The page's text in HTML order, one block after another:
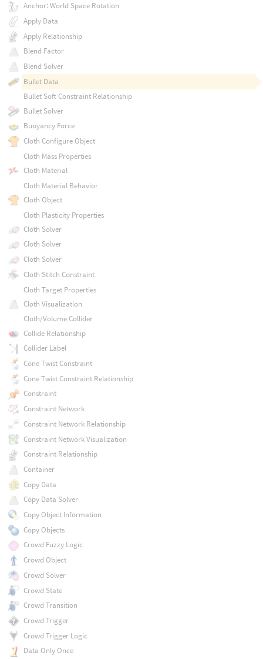
Anchor: World Space Rotation
Apply Data
Apply Relationship
Blend Factor
Blend Solver
Bullet Data
Bullet Soft Constraint Relationship
Bullet Solver
Buoyancy Force
Cloth Configure Object
Cloth Mass Properties
Cloth Material
Cloth Material Behavior
Cloth Object
Cloth Plasticity Properties
Cloth Solver
Cloth Solver
Cloth Solver
Cloth Stitch Constraint
Cloth Target Properties
Cloth Visualization
Cloth/Volume Collider
Collide Relationship
Collider Label
Cone Twist Constraint
Cone Twist Constraint Relationship
Constraint
Constraint Network
Constraint Network Relationship
Constraint Network Visualization
Constraint Relationship
Container
Copy Data
Copy Data Solver
Copy Object Information
Copy Objects
Crowd Fuzzy Logic
Crowd Object
Crowd Solver
Crowd State
Crowd Transition
Crowd Trigger
Crowd Trigger Logic
Data Only Once